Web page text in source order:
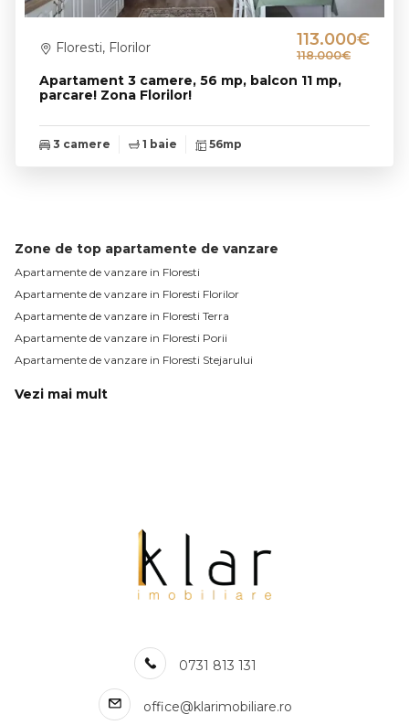
Apartament 3 camere, 56 mp, balcon 11 mp,
parcare! Zona Florilor!
Floresti, Florilor 113.000€
118.000€
3 camere 1 baie 56mp
Zone de top apartamente de vanzare
Apartamente de vanzare in Floresti
Apartamente de vanzare in Floresti Florilor
Apartamente de vanzare in Floresti Terra
Apartamente de vanzare in Floresti Porii
Apartamente de vanzare in Floresti Stejarului
Apartamente de vanzare 3 camere
Apartamente de vanzare
Apartamente de vanzare in Cluj-Napoca
Apartamente de vanzare in Cluj-Napoca Marasti
Apartamente de vanzare in Cluj-Napoca Gheorgheni
Apartamente de vanzare in Cluj-Napoca Zorilor
Apartamente de vanzare in Baciu
Vezi mai mult
0731 813 131
office@klarimobiliare.ro